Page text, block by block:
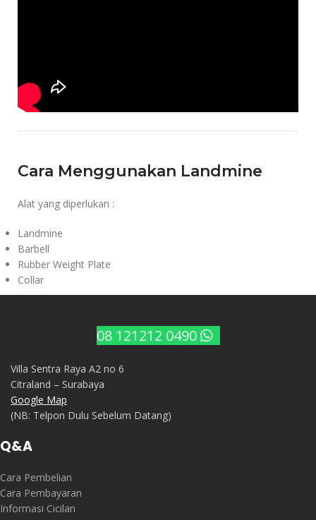
Cara Menggunakan Landmine
Alat yang diperlukan :
Landmine
Barbell
Rubber Weight Plate
Collar
08 121212 0490
Villa Sentra Raya A2 no 6
Citraland – Surabaya
Google Map
(NB: Telpon Dulu Sebelum Datang)
Q&A
Cara Pembelian
Cara Pembayaran
Informasi Cicilan